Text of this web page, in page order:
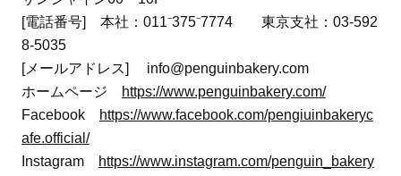
[電話番号] 本社：011⁻375⁻7774 東京支社：03-592
8-5035
[メールアドレス] info@penguinbakery.com
ホームページ
https://www.penguinbakery.com/
Facebook
https://www.facebook.com/pengiuinbakeryc
afe.official/
Instagram
https://www.instagram.com/penguin_bakery